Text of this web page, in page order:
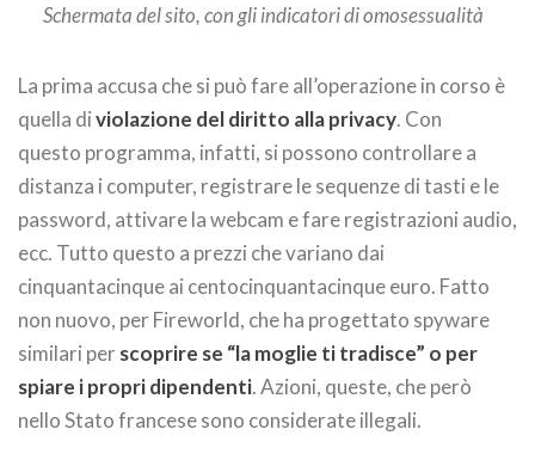
Schermata del sito, con gli indicatori di omosessualità
La prima accusa che si può fare all’operazione in corso è
quella diviolazione del diritto alla privacy. Con
questo programma, infatti, si possono controllare a
distanza i computer, registrare le sequenze di tasti e le
password, attivare la webcam e fare registrazioni audio,
ecc. Tutto questo a prezzi che variano dai
cinquantacinque ai centocinquantacinque euro. Fatto
non nuovo, per Fireworld, che ha progettato spyware
similari perscoprire se “la moglie ti tradisce” o per
spiare i propri dipendenti. Azioni, queste, che però
nello Stato francese sono considerate illegali.